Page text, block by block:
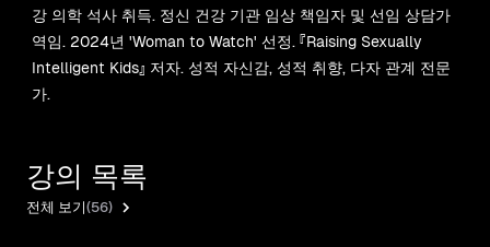
강 의학 석사 취득. 정신 건강 기관 임상 책임자 및 선임 상담가
역임. 2024년 'Woman to Watch' 선정. 『Raising Sexually
Intelligent Kids』 저자. 성적 자신감, 성적 취향, 다자 관계 전문
가.
강의 목록
전체 보기(56)